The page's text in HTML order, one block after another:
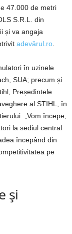
47.000 de metri
S.R.L. din
și va angaja
adevărul.ro
în uzinele
SUA; precum și
Președintele
al STIHL, în
„Vom începe,
la sediul central
începând din
pe
și